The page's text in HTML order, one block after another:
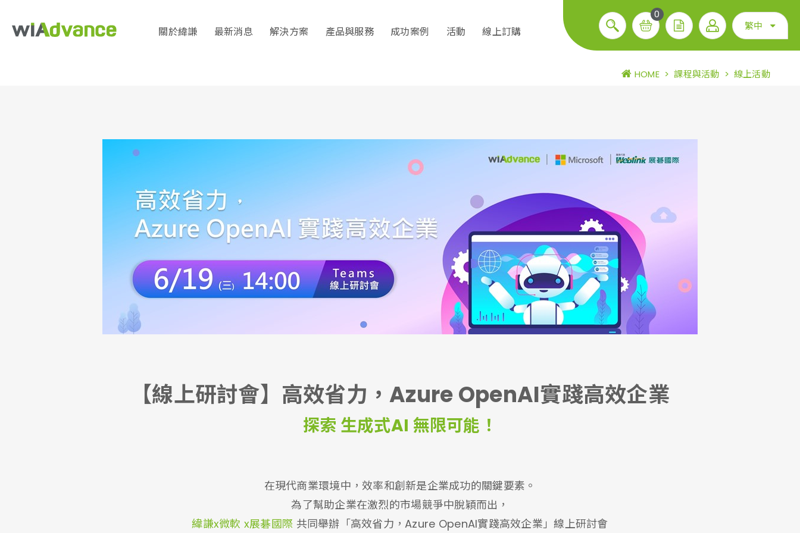
關於緯謙 最新消息 解決方案 產品與服務 成功案例 活動 線上訂購
0
繁中
HOME > 課程與活動 > 線上活動
【線上研討會】高效省力，Azure OpenAI實踐高效企業
探索 生成式AI 無限可能！
在現代商業環境中，效率和創新是企業成功的關鍵要素。
為了幫助企業在激烈的市場競爭中脫穎而出，
緯謙x微軟 x展碁國際 共同舉辦「高效省力，Azure OpenAI實踐高效企業」線上研討會